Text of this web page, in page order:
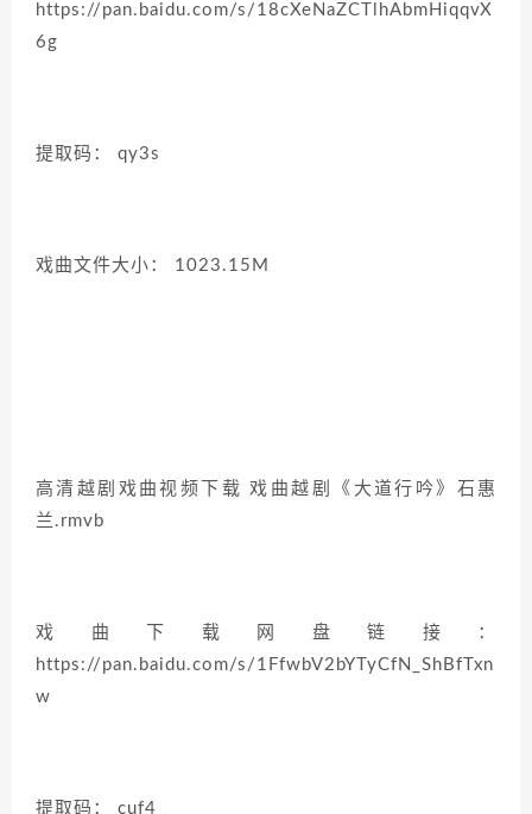
https://pan.baidu.com/s/18cXeNaZCTlhAbmHiqqvX
6g
提取码： qy3s
戏曲文件大小： 1023.15M
高清越剧戏曲视频下载 戏曲越剧《大道行吟》石惠
兰.rmvb
戏曲下载网盘链接：
https://pan.baidu.com/s/1FfwbV2bYTyCfN_ShBfTxn
w
提取码： cuf4